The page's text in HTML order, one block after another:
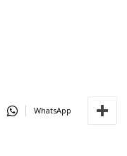
WhatsApp